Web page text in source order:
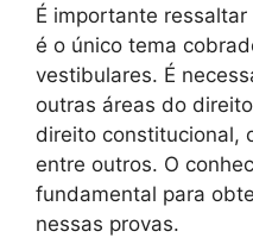
É importante
é o único tema
vestibulares. É
outras áreas do
direito constitucional,
entre outros. O
fundamental para
nessas provas.